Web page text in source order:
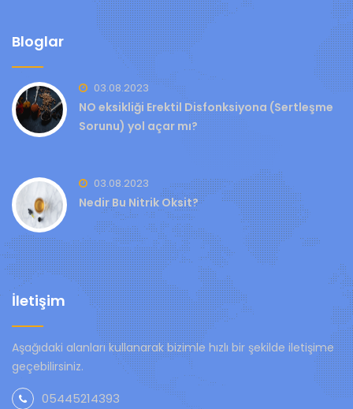
Bloglar
03.08.2023
NO eksikliği Erektil Disfonksiyona (Sertleşme
Sorunu) yol açar mı?
03.08.2023
Nedir Bu Nitrik Oksit?
İletişim
Aşağıdaki alanları kullanarak bizimle hızlı bir şekilde iletişime
geçebilirsiniz.
05445214393